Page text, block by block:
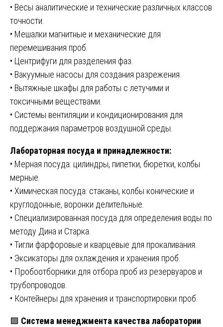
• Весы аналитические и технические различных классов
точности.
• Мешалки магнитные и механические для
перемешивания проб.
• Центрифуги для разделения фаз.
• Вакуумные насосы для создания разрежения.
• Вытяжные шкафы для работы с летучими и
токсичными веществами.
• Системы вентиляции и кондиционирования для
поддержания параметров воздушной среды.
Лабораторная посуда и принадлежности:
• Мерная посуда: цилиндры, пипетки, бюретки, колбы
мерные.
• Химическая посуда: стаканы, колбы конические и
круглодонные, воронки делительные.
• Специализированная посуда для определения воды по
методу Дина и Старка.
• Тигли фарфоровые и кварцевые для прокаливания.
• Эксикаторы для охлаждения и хранения проб.
• Пробоотборники для отбора проб из резервуаров и
трубопроводов.
• Контейнеры для хранения и транспортировки проб.
🟩 Система менеджмента качества лаборатории